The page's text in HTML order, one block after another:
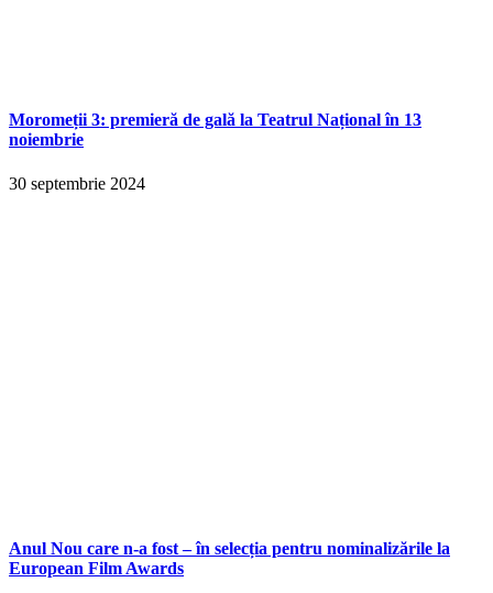
Moromeții 3: premieră de gală la Teatrul Național în 13
noiembrie
30 septembrie 2024
Anul Nou care n-a fost – în selecția pentru nominalizările la
European Film Awards